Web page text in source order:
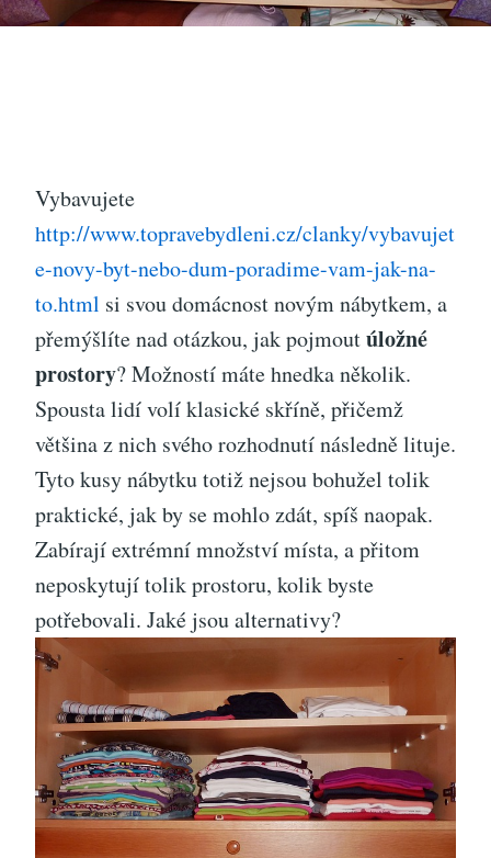
Vybavujete
http://www.topravebydleni.cz/clanky/vybavujet
e-novy-byt-nebo-dum-poradime-vam-jak-na-
to.html si svou domácnost novým nábytkem, a
přemýšlíte nad otázkou, jak pojmoutúložné
prostory? Možností máte hnedka několik.
Spousta lidí volí klasické skříně, přičemž
většina z nich svého rozhodnutí následně lituje.
Tyto kusy nábytku totiž nejsou bohužel tolik
praktické, jak by se mohlo zdát, spíš naopak.
Zabírají extrémní množství místa, a přitom
neposkytují tolik prostoru, kolik byste
potřebovali. Jaké jsou alternativy?